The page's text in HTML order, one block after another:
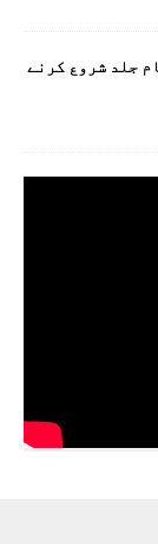
جلد شروع کرنے